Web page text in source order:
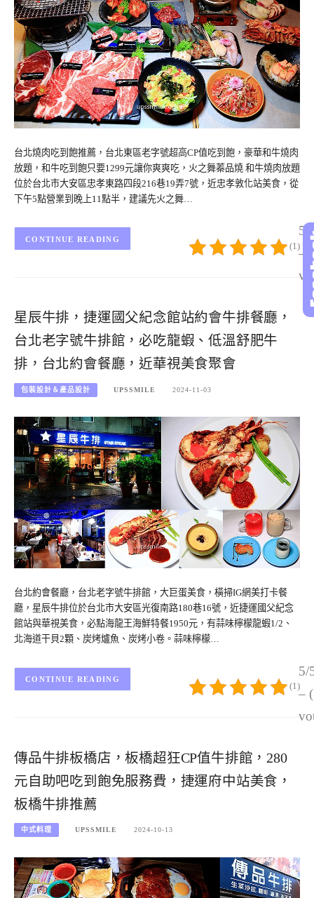
台北燒肉吃到飽推薦，台北東區老字號超高CP值吃到飽，豪華和牛燒肉
放題，和牛吃到飽只要1299元讓你爽爽吃，火之舞蓁品燒 和牛燒肉放題
位於台北市大安區忠孝東路四段216巷19弄7號，近忠孝敦化站美食，從
下午5點營業到晚上11點半，建議先火之舞…
5/
–
(1)
CONTINUE READING
星辰牛排，捷運國父紀念館站約會牛排餐廳，
台北老字號牛排館，必吃龍蝦、低溫舒肥牛
排，台北約會餐廳，近華視美食聚會
包裝設計＆產品設計 UPSSMILE 2024-11-03
台北約會餐廳，台北老字號牛排館，大巨蛋美食，橫掃IG網美打卡餐
廳，星辰牛排位於台北市大安區光復南路180巷16號，近捷運國父紀念
館站與華視美食，必點海龍王海鮮特餐1950元，有蒜味檸檬龍蝦1/2、
北海道干貝2顆、炭烤爐魚、炭烤小卷。蒜味檸檬…
5/
–
(1)
CONTINUE READING
傳品牛排板橋店，板橋超狂CP值牛排館，280
元自助吧吃到飽免服務費，捷運府中站美食，
板橋牛排推薦
中式料理 UPSSMILE 2024-10-13